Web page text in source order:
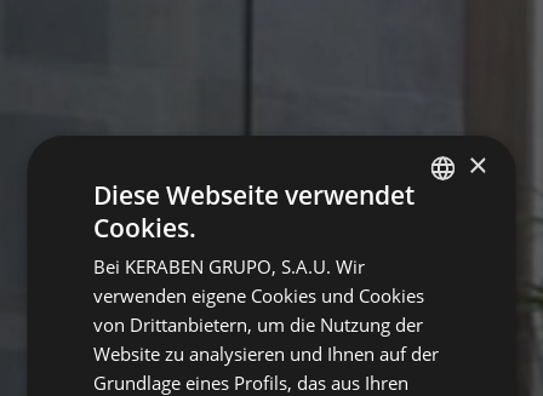
GERMAN
×
Diese Webseite verwendet
Cookies.
Bei KERABEN GRUPO, S.A.U. Wir
verwenden eigene Cookies und Cookies
von Drittanbietern, um die Nutzung der
Website zu analysieren und Ihnen auf der
Grundlage eines Profils, das aus Ihren